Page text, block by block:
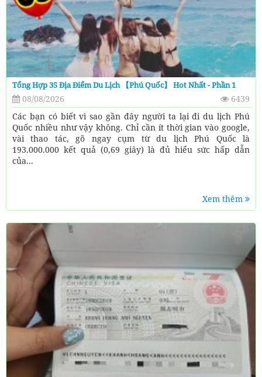
Tổng Hợp 35 Địa Điểm Du Lịch 【Phú Quốc】 Hot Nhất - Phần 1
08/08/2026
6439
Các bạn có biết vì sao gần đây người ta lại đi du lịch Phú
Quốc nhiều như vậy không. Chỉ cần ít thời gian vào google,
vài thao tác, gõ ngay cụm từ du lịch Phú Quốc là
193.000.000 kết quả (0,69 giây) là đủ hiểu sức hấp dẫn
của...
Xem thêm